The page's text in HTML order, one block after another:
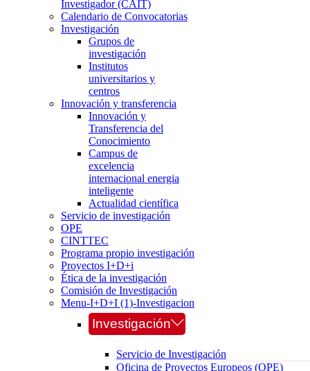
Investigador (CAIT)
Calendario de Convocatorias
Investigación
Grupos de
investigación
Institutos
universitarios y
centros
Innovación y transferencia
Innovación y
Transferencia del
Conocimiento
Campus de
excelencia
internacional energia
inteligente
Actualidad científica
Servicio de investigación
OPE
CINTTEC
Programa propio investigación
Proyectos I+D+i
Ética de la investigación
Comisión de Investigación
Menu-I+D+I (1)-Investigacion
Investigación
Servicio de Investigación
Oficina de Proyectos Europeos (OPE)